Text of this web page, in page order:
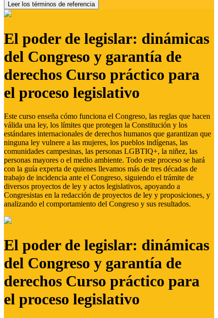
Leer los términos de referencia
El poder de legislar: dinámicas
del Congreso y garantía de
derechos Curso práctico para
el proceso legislativo
Este curso enseña cómo funciona el Congreso, las reglas que hacen
válida una ley, los límites que protegen la Constitución y los
estándares internacionales de derechos humanos que garantizan que
ninguna ley vulnere a las mujeres, los pueblos indígenas, las
comunidades campesinas, las personas LGBTIQ+, la niñez, las
personas mayores o el medio ambiente. Todo este proceso se hará
con la guía experta de quienes llevamos más de tres décadas de
trabajo de incidencia ante el Congreso, siguiendo el trámite de
diversos proyectos de ley y actos legislativos, apoyando a
Congresistas en la redacción de proyectos de ley y proposiciones, y
analizando el comportamiento del Congreso y sus resultados.
El poder de legislar: dinámicas
del Congreso y garantía de
derechos Curso práctico para
el proceso legislativo